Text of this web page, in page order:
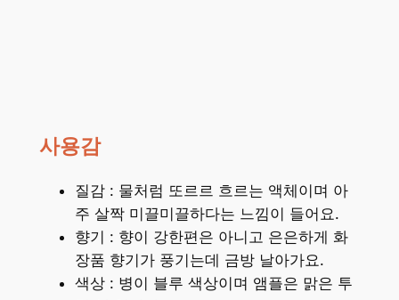
사용감
질감 : 물처럼 또르르 흐르는 액체이며 아
주 살짝 미끌미끌하다는 느낌이 들어요.
향기 : 향이 강한편은 아니고 은은하게 화
장품 향기가 풍기는데 금방 날아가요.
색상 : 병이 블루 색상이며 앰플은 맑은 투